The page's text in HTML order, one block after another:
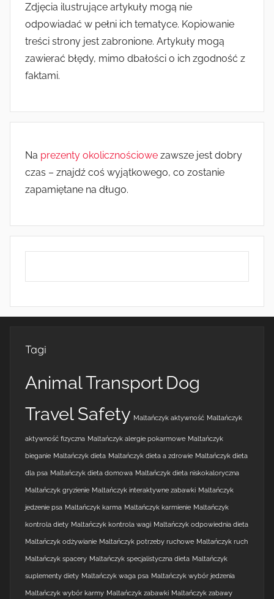
Zdjęcia ilustrujące artykuły mogą nie
odpowiadać w pełni ich tematyce. Kopiowanie
treści strony jest zabronione. Artykuły mogą
zawierać błędy, mimo dbałości o ich zgodność z
faktami.
Na prezenty okolicznościowe zawsze jest dobry
czas – znajdź coś wyjątkowego, co zostanie
zapamiętane na długo.
Tagi
Animal TransportDog
Travel Safety Maltańczyk aktywność Maltańczyk
aktywność fizyczna Maltańczyk alergie pokarmowe Maltańczyk
bieganie Maltańczyk dieta Maltańczyk dieta a zdrowie Maltańczyk dieta
dla psa Maltańczyk dieta domowa Maltańczyk dieta niskokaloryczna
Maltańczyk gryzienie Maltańczyk interaktywne zabawki Maltańczyk
jedzenie psa Maltańczyk karma Maltańczyk karmienie Maltańczyk
kontrola diety Maltańczyk kontrola wagi Maltańczyk odpowiednia dieta
Maltańczyk odżywianie Maltańczyk potrzeby ruchowe Maltańczyk ruch
Maltańczyk spacery Maltańczyk specjalistyczna dieta Maltańczyk
suplementy diety Maltańczyk waga psa Maltańczyk wybór jedzenia
Maltańczyk wybór karmy Maltańczyk zabawki Maltańczyk zabawy